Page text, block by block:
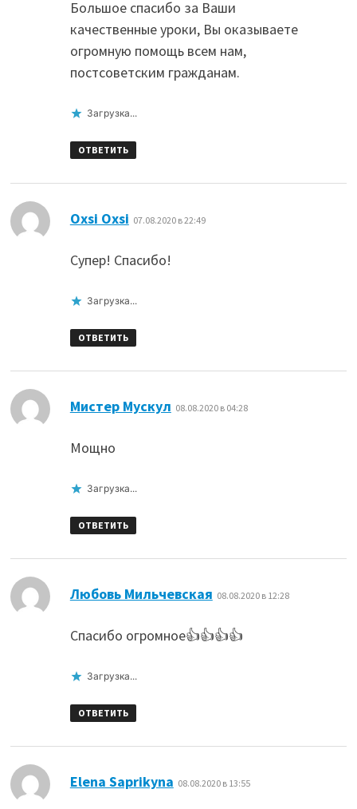
Большое спасибо за Ваши
качественные уроки, Вы оказываете
огромную помощь всем нам,
постсоветским гражданам.
Загрузка...
ОТВЕТИТЬ
Oxsi Oxsi 07.08.2020 в 22:49
Супер! Спасибо!
Загрузка...
ОТВЕТИТЬ
Мистер Мускул 08.08.2020 в 04:28
Мощно
Загрузка...
ОТВЕТИТЬ
Любовь Мильчевская 08.08.2020 в 12:28
Спасибо огромное👍👍👍👍
Загрузка...
ОТВЕТИТЬ
Elena Saprikyna 08.08.2020 в 13:55